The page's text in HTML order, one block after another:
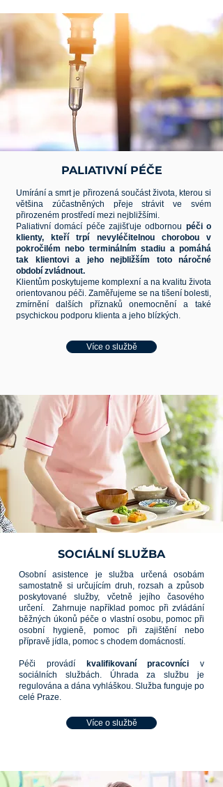
PALIATIVNÍ PÉČE
Umírání a smrt je přirozená součást života, kterou si
většina zúčastněných přeje strávit ve svém
přirozeném prostředí mezi nejbližšími.
Paliativní domácí péče zajišťuje odbornou péči o
klienty, kteří trpí nevyléčitelnou chorobou v
pokročilém nebo terminálním stadiu a pomáhá
tak klientovi a jeho nejbližším toto náročné
období zvládnout.
Klientům poskytujeme komplexní a na kvalitu života
orientovanou péči. Zaměřujeme se na tišení bolesti,
zmírnění dalších příznaků onemocnění a také
psychickou podporu klienta a jeho blízkých.
Více o službě
SOCIÁLNÍ SLUŽBA
Osobní asistence je služba určená osobám
samostatně si určujícím druh, rozsah a způsob
poskytované služby, včetně jejího časového
určení.
Zahrnuje například pomoc při zvládání
běžných úkonů péče o vlastní osobu, pomoc při
osobní hygieně, pomoc při zajištění nebo
přípravě jídla, pomoc s chodem domácností.
Péči provádí kvalifikovaní pracovníci v
sociálních službách. Úhrada za službu je
regulována a dána vyhláškou. Služba funguje po
celé Praze.
Více o službě